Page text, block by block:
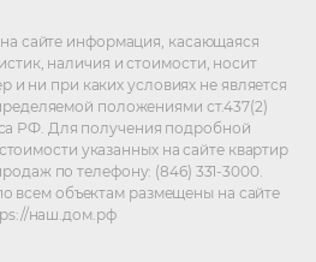
сайте информация, касающаяся
наличия и стоимости, носит
и ни при каких условиях не является
положениями ст.437(2)
РФ. Для получения подробной
указанных на сайте квартир
по телефону: (846) 331-3000.
всем объектам размещены на сайте
наш.дом.рф